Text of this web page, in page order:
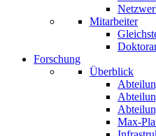
Mitarbeiter
Forschung
Überblick
Max-